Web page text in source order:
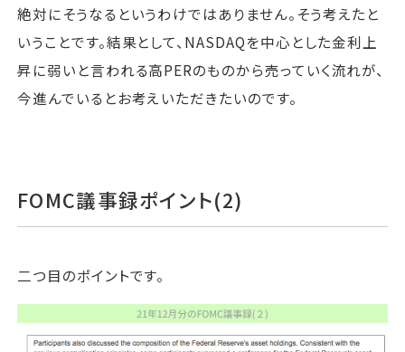
絶対にそうなるというわけではありません。そう考えたと
いうことです。結果として、NASDAQを中心とした金利上
昇に弱いと言われる高PERのものから売っていく流れが、
今進んでいるとお考えいただきたいのです。
FOMC議事録ポイント(2)
二つ目のポイントです。